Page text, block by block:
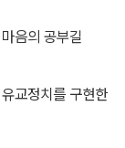
음의 공부길
교정치를 구현한